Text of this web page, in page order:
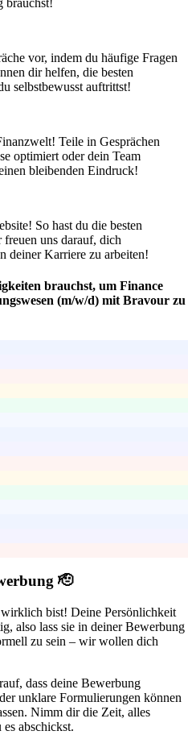
brauchst!
vor, indem du häufige Fragen
dir helfen, die besten
selbstbewusst auftrittst!
Teile in Gesprächen
optimiert oder dein Team
bleibenden Eindruck!
So hast du die besten
uns darauf, dich
deiner Karriere zu arbeiten!
brauchst, um Finance
(m/w/d) mit Bravour zu
🫡
bist! Deine Persönlichkeit
also lass sie in deiner Bewerbung
zu sein – wir wollen dich
dass deine Bewerbung
unklare Formulierungen können
Nimm dir die Zeit, alles
abschickst.